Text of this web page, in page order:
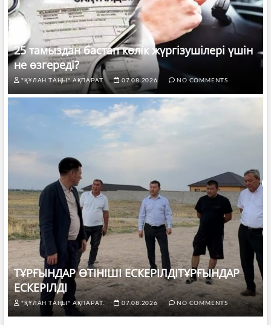
25 тамыздан бастап көлік жүргізушілері үшін
не өзгереді?
"ҚҰЛАН ТАҢЫ" АҚПАРАТ. 07.08.2026 NO COMMENTS
ТҰРҒЫНДАР ӨТІНІШІ ЕСКЕРІЛДІТҰРҒЫНДАР
ЕСКЕРІЛДІ
"ҚҰЛАН ТАҢЫ" АҚПАРАТ. 07.08.2026 NO COMMENTS